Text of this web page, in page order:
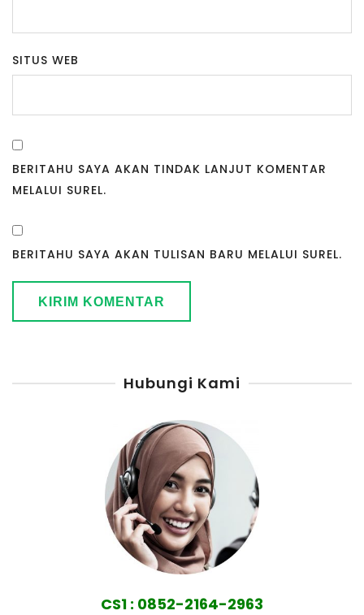
SITUS WEB
BERITAHU SAYA AKAN TINDAK LANJUT KOMENTAR
MELALUI SUREL.
BERITAHU SAYA AKAN TULISAN BARU MELALUI SUREL.
Hubungi Kami
CS1 : 0852-2164-2963